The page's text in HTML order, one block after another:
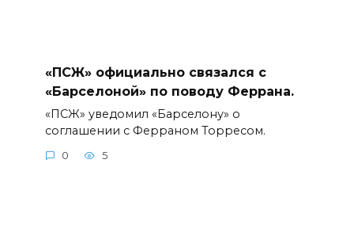
«ПСЖ» официально связался с
«Барселоной» по поводу Феррана.
«ПСЖ» уведомил «Барселону» о
соглашении с Ферраном Торресом.
0 5